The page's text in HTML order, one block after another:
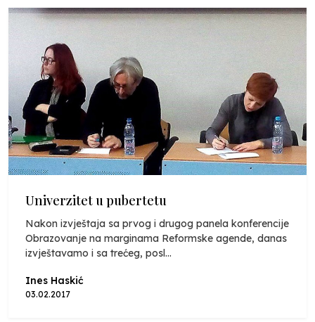
Univerzitet u pubertetu
Nakon izvještaja sa prvog i drugog panela konferencije
Obrazovanje na marginama Reformske agende, danas
izvještavamo i sa trećeg, posl...
Ines Haskić
03.02.2017